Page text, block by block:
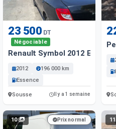
23 500 DT
Négociable
Renault Symbol 2012 Essence
2012
196 000 km
Essence
Sousse Il y a 1 semaine
10 Prix normal